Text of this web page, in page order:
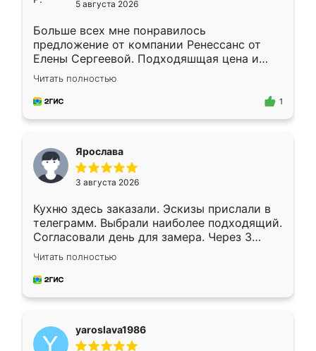
5 августа 2026
Больше всех мне понравилось
предложение от компании Ренессанс от
Елены Сергеевой. Подходяшщая цена и
короткие сроки изготовления. Приехавший
для замера сотрудник Владислав
предложил по моему эскизу самый
Читать полностью
1
Ярослава
3 августа 2026
Кухню здесь заказали. Эскизы прислали в
телеграмм. Выбрали наиболее подходящий.
Согласовали день для замера. Через 3
недели кухня была уже готова. Остались
довольны работой. Спасибо Ренессанс
мебель за качественную работу!
Читать полностью
yaroslava1986